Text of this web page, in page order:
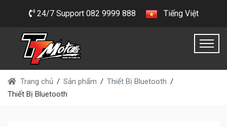
24/7 Support 082 9999 888 Tiếng Việt
Trang chủ Sản phẩm
Thiết Bị Bluetooth
Thiết Bị Bluetooth